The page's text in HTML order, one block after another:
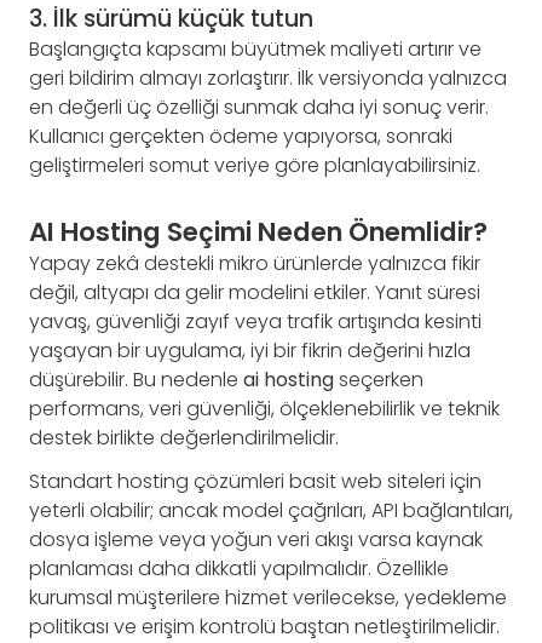
3. İlk sürümü küçük tutun
Başlangıçta kapsamı büyütmek maliyeti artırır ve
geri bildirim almayı zorlaştırır. İlk versiyonda yalnızca
en değerli üç özelliği sunmak daha iyi sonuç verir.
Kullanıcı gerçekten ödeme yapıyorsa, sonraki
geliştirmeleri somut veriye göre planlayabilirsiniz.
AI Hosting Seçimi Neden Önemlidir?
Yapay zekâ destekli mikro ürünlerde yalnızca fikir
değil, altyapı da gelir modelini etkiler. Yanıt süresi
yavaş, güvenliği zayıf veya trafik artışında kesinti
yaşayan bir uygulama, iyi bir fikrin değerini hızla
düşürebilir. Bu nedenle ai hostingseçerken
performans, veri güvenliği, ölçeklenebilirlik ve teknik
destek birlikte değerlendirilmelidir.
Standart hosting çözümleri basit web siteleri için
yeterli olabilir; ancak model çağrıları, API bağlantıları,
dosya işleme veya yoğun veri akışı varsa kaynak
planlaması daha dikkatli yapılmalıdır. Özellikle
kurumsal müşterilere hizmet verilecekse, yedekleme
politikası ve erişim kontrolü baştan netleştirilmelidir.